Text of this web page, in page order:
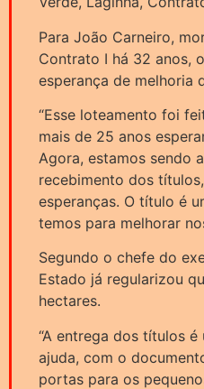
Para João Carneiro,
Contrato I há 32 anos,
esperança de melhoria
“Esse loteamento foi
mais de 25 anos
Agora, estamos sendo
recebimento dos
esperanças. O título é
temos para melhorar
Segundo o chefe do
Estado já regularizou
hectares.
“A entrega dos títulos
ajuda, com o
portas para os